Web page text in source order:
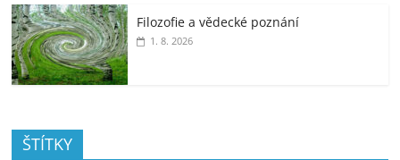
Filozofie a vědecké poznání
1. 8. 2026
ŠTÍTKY